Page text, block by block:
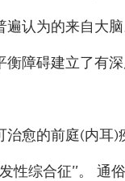
遍认为的来自大
障碍建立了有
治愈的前庭(内耳)
性综合征”。
通